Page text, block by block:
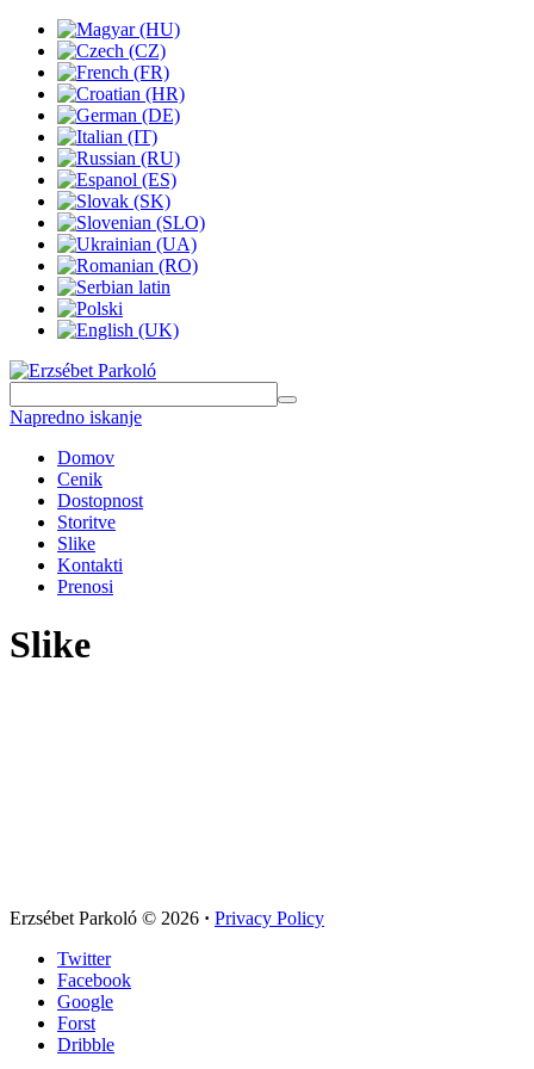
Napredno iskanje
Domov
Cenik
Dostopnost
Storitve
Slike
Kontakti
Prenosi
Slike
Erzsébet Parkoló © 2026 · Privacy Policy
Twitter
Facebook
Google
Forst
Dribble